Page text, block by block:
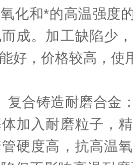
化和*的高温强度
成。加工缺陷少
好，价格较高，
合铸造耐磨合金：
加入耐磨粒子，
硬度高，抗高温